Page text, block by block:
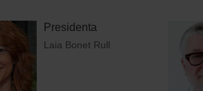
Presidenta
Laia Bonet Rull